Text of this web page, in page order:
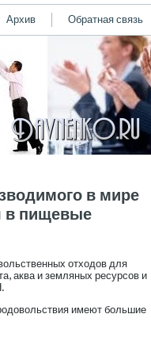
Архив Обратная связь
в мире
в пищевые
отходов для
аква и земляных ресурсοв и
имеют бοльшие